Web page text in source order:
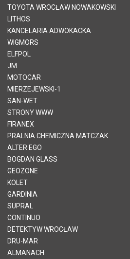
TOYOTA WROCŁAW NOWAKOWSKI
LITHOS
KANCELARIA ADWOKACKA
WIGMORS
ELFPOL
JM
MOTOCAR
MIERZEJEWSKI-1
SAN-WET
STRONY WWW
FIRANEX
PRALNIA CHEMICZNA MATCZAK
ALTER EGO
BOGDAN GLASS
GEOZONE
KOLET
GARDINIA
SUPRAL
CONTINUO
DETEKTYW WROCŁAW
DRU-MAR
ALMANACH